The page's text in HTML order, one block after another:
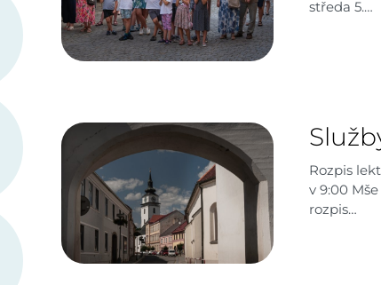
středa 5.…
Rozpis
v 9:00
rozpis…